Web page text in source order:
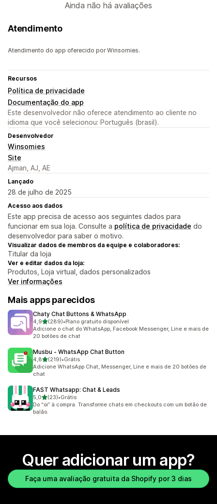
Ainda não há avaliações
Atendimento
Atendimento do app oferecido por Winsomies.
Recursos
Política de privacidade
Documentação do app
Este desenvolvedor não oferece atendimento ao cliente no
idioma que você selecionou: Português (brasil).
Desenvolvedor
Winsomies
Site
Ajman, AJ, AE
Lançado
28 de julho de 2025
Acesso aos dados
Este app precisa de acesso aos seguintes dados para
funcionar em sua loja. Consulte a política de privacidade do
desenvolvedor para saber o motivo.
Visualizar dados de membros da equipe e colaboradores:
Titular da loja
Ver e editar dados da loja:
Produtos, Loja virtual, dados personalizados
Ver informações
Mais apps parecidos
Chaty Chat Buttons & WhatsApp
4,9de 5 estrelas
(289)
289 avaliações ao todo
•Plano gratuito disponível
Adicione o chat do WhatsApp, Facebook Messenger, Line e mais de
20 botões de chat
Musbu ‑ WhatsApp Chat Button
4,8de 5 estrelas
(219)
219 avaliações ao todo
•Grátis
Adicione WhatsApp Chat, Messenger, Line e mais de 20 botões de
chat
FAST Whatsapp: Chat & Leads
5,0de 5 estrelas
(23)
23 avaliações ao todo
•Grátis
Do “oi” à compra. Transforme chats em checkouts com um botão de
balão.
Quer adicionar um app?
Faça uma avaliação gratuita da Shopify por 3 dias